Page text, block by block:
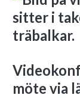
möte via